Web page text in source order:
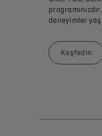
deneyimler
Keşfedin